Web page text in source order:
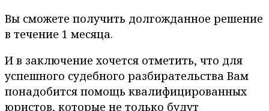
Вы сможете получить долгожданное решение
в течение 1 месяца.
И в заключение хочется отметить, что для
успешного судебного разбирательства Вам
понадобится помощь квалифицированных
юристов, которые не только будут